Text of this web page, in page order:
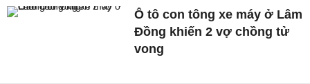
Ô tô con tông xe máy ở Lâm
Đồng khiến 2 vợ chồng tử
vong